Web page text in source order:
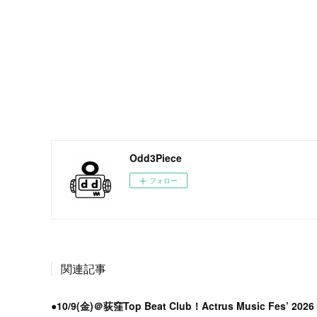
Odd3Piece
フォロー
関連記事
●10/9(金)＠荻窪Top Beat Club！Actrus Music Fes’ 2026